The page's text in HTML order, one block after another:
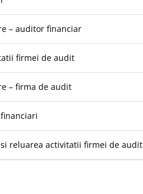
– auditor financiar
firmei de audit
– firma de audit
reluarea activitatii firmei de audit